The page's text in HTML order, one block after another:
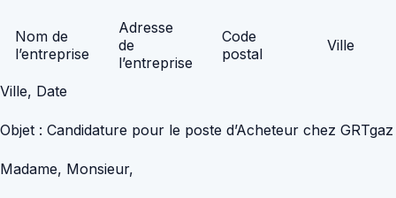
Nom de
l’entreprise
Adresse
de
l’entreprise
Code
postal
Ville
Ville, Date
Objet : Candidature pour le poste d’Acheteur chez GRTgaz
Madame, Monsieur,